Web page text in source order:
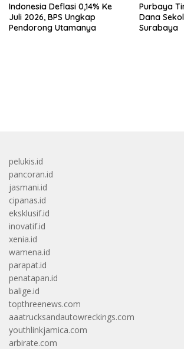
Indonesia Deflasi 0,14% Ke
Juli 2026, BPS Ungkap
Pendorong Utamanya
Purbaya
Dana
Surabaya
pelukis.id
pancoran.id
jasmani.id
cipanas.id
eksklusif.id
inovatif.id
xenia.id
wamena.id
parapat.id
penatapan.id
balige.id
topthreenews.com
aaatrucksandautowreckings.com
youthlinkjamica.com
arbirate.com